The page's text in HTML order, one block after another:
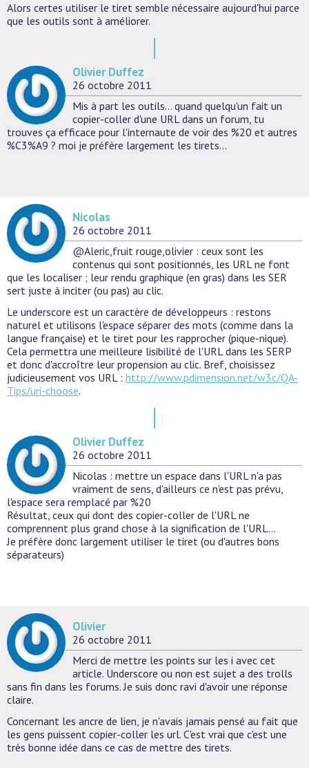
Alors certes utiliser le tiret semble nécessaire aujourd'hui parce
que les outils sont à améliorer.
Olivier Duffez
26 octobre 2011
Mis à part les outils... quand quelqu'un fait un
copier-coller d'une URL dans un forum, tu
trouves ça efficace pour l'internaute de voir des %20 et autres
%C3%A9 ? moi je préfère largement les tirets...
Nicolas
26 octobre 2011
@Aleric,fruit rouge,olivier : ceux sont les
contenus qui sont positionnés, les URL ne font
que les localiser ; leur rendu graphique (en gras) dans les SER
sert juste à inciter (ou pas) au clic.
Le underscore est un caractère de développeurs : restons
naturel et utilisons l'espace séparer des mots (comme dans la
langue française) et le tiret pour les rapprocher (pique-nique).
Cela permettra une meilleure lisibilité de l'URL dans les SERP
et donc d'accroître leur propension au clic. Bref, choisissez
judicieusement vos URL : http://www.pdimension.net/w3c/QA-
Tips/uri-choose.
Olivier Duffez
26 octobre 2011
Nicolas : mettre un espace dans l'URL n'a pas
vraiment de sens, d'ailleurs ce n'est pas prévu,
l'espace sera remplacé par %20
Résultat, ceux qui dont des copier-coller de l'URL ne
comprennent plus grand chose à la signification de l'URL...
Je préfère donc largement utiliser le tiret (ou d'autres bons
séparateurs)
Olivier
26 octobre 2011
Merci de mettre les points sur les i avec cet
article. Underscore ou non est sujet a des trolls
sans fin dans les forums. Je suis donc ravi d'avoir une réponse
claire.
Concernant les ancre de lien, je n'avais jamais pensé au fait que
les gens puissent copier-coller les url. C'est vrai que c'est une
très bonne idée dans ce cas de mettre des tirets.